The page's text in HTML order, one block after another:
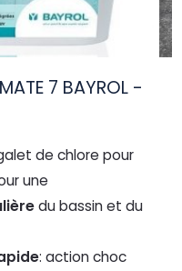
7 BAYROL -
de chlore pour
une
du bassin et du
: action choc